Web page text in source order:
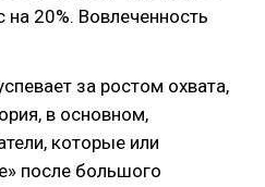
20%. Вовлеченность
за ростом охвата,
в основном,
которые или
после большого